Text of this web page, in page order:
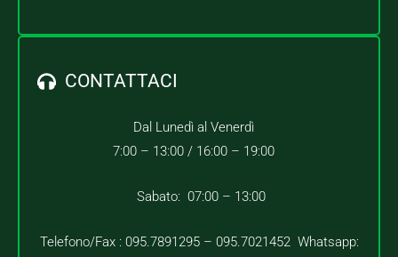
CONTATTACI
Dal Lunedì al Venerdì
7:00 – 13:00 / 16:00 – 19:00
Sabato: 07:00 – 13:00
Telefono/Fax : 095.7891295 – 095.7021452 Whatsapp: